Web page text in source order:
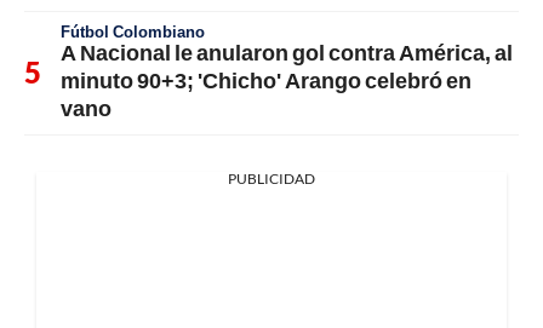
Fútbol Colombiano
A Nacional le anularon gol contra América, al
minuto 90+3; 'Chicho' Arango celebró en
vano
PUBLICIDAD